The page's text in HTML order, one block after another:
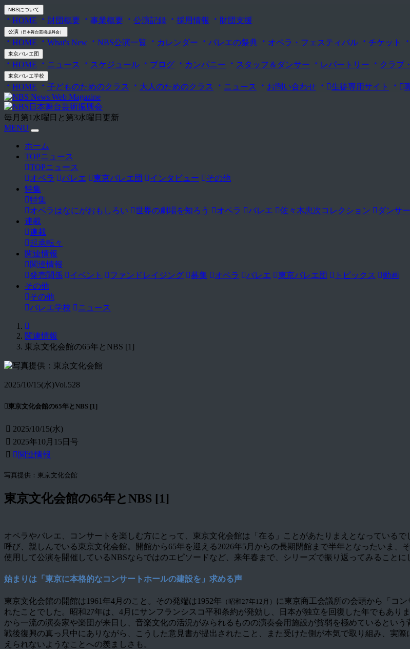
NBSについて
HOME 財団概要 事業概要 公演記録 採用情報 財団支援
公演 （日本舞台芸術振興会）
HOME What's New NBS公演一覧 カレンダー バレエの祭典 オペラ・フェスティバル チケット
東京バレエ団
HOME ニュース スケジュール ブログ カンパニー スタッフ＆ダンサー レパートリー クラブ
東京バレエ学校
HOME 子どものためのクラス 大人のためのクラス ニュース お問い合わせ 生徒専用サイト
毎月第1水曜日と第3水曜日更新
MENU
ホーム
TOPニュース
TOPニュース
オペラ
バレエ 東京バレエ団 インタビュー
その他
特集
特集
オペラはなにがおもしろい
世界の劇場を知ろう オペラ バレエ 佐々木忠次コレクション ダンサ
連載
連載
起承転々
関連情報
関連情報
発売関係
イベント ファンドレイジング 募集 オペラ バレエ 東京バレエ団 トピックス
動画
その他
その他
バレエ学校
ニュース
関連情報
東京文化会館の65年とNBS [1]
2025/10/15(水)Vol.528
東京文化会館の65年とNBS [1]
2025/10/15(水)
2025年10月15日号
関連情報
写真提供：東京文化会館
東京文化会館の65年とNBS [1]
オペラやバレエ、コンサートを楽しむ方にとって、東京文化会館は「在る」ことがあたりまえとなっている
呼び、親しんでいる東京文化会館。開館から65年を迎える2026年5月からの長期閉館まで半年となったいま
使用して公演を開催しているNBSならではのエピソードなど、来年春まで、シリーズで振り返ってみることに
始まりは「東京に本格的なコンサートホールの建設を」求める声
東京文化会館の開館は1961年4月のこと。その発端は1952年 （昭和27年12月） に東京商工会議所の会頭から「コ
れたことでした。昭和27年は、4月にサンフランシスコ平和条約が発効し、日本が独立を回復した年でもあ
から一流の演奏家や楽団が来日し、音楽文化の活況がみられるものの演奏会用施設が貧弱を極めているとい
戦後復興の真っ只中にありながら、こうした意見書が提出されたこと、また受けた側が本気で取り組み、実
えられないようなことへの羨ましさも。